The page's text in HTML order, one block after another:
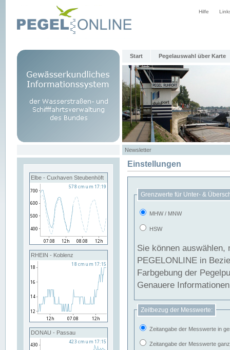
Hilfe
Start Pegelauswahl über Karte
Newsletter
Elbe - Cuxhaven Steubenhöft
RHEIN - Koblenz
DONAU - Passau
Einstellungen
Grenzwerte für Unter- &
MHW / MNW
HSW
Sie können
PEGELONLINE in Beziehung
Farbgebung der
Genauere
Zeitbezug der Messwerte:
Zeitangabe der Messwerte in
Zeitangabe der Messwerte